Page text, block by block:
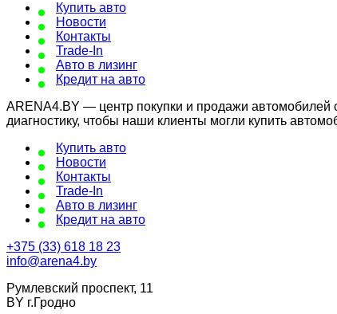
Купить авто
Новости
Контакты
Trade-In
Авто в лизинг
Кредит на авто
ARENA4.BY — центр покупки и продажи автомобилей
диагностику, чтобы наши клиенты могли купить
Купить авто
Новости
Контакты
Trade-In
Авто в лизинг
Кредит на авто
+375 (33) 618 18 23
info@arena4.by
Румлевский проспект, 11
BY г.Гродно